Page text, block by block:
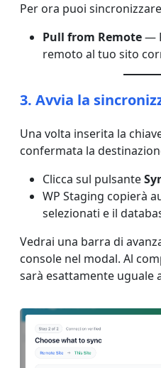
Per ora puoi
Pull from Remote—
remoto al tuo sito
3. Avvia la
Una volta inserita la
confermata la
Clicca sul pulsante
WP Staging copierà
selezionati e il
Vedrai una barra di
console nel modal. Al
sarà esattamente uguale